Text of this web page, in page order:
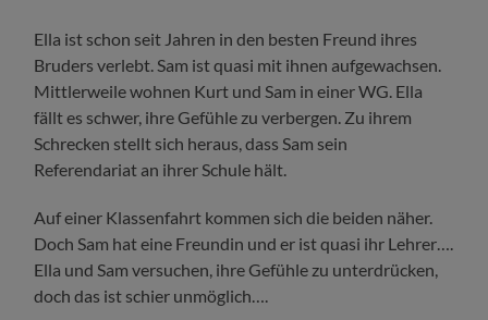
Ella ist schon seit Jahren in den besten Freund ihres
Bruders verlebt. Sam ist quasi mit ihnen aufgewachsen.
Mittlerweile wohnen Kurt und Sam in einer WG. Ella
fällt es schwer, ihre Gefühle zu verbergen. Zu ihrem
Schrecken stellt sich heraus, dass Sam sein
Referendariat an ihrer Schule hält.
Auf einer Klassenfahrt kommen sich die beiden näher.
Doch Sam hat eine Freundin und er ist quasi ihr Lehrer….
Ella und Sam versuchen, ihre Gefühle zu unterdrücken,
doch das ist schier unmöglich….